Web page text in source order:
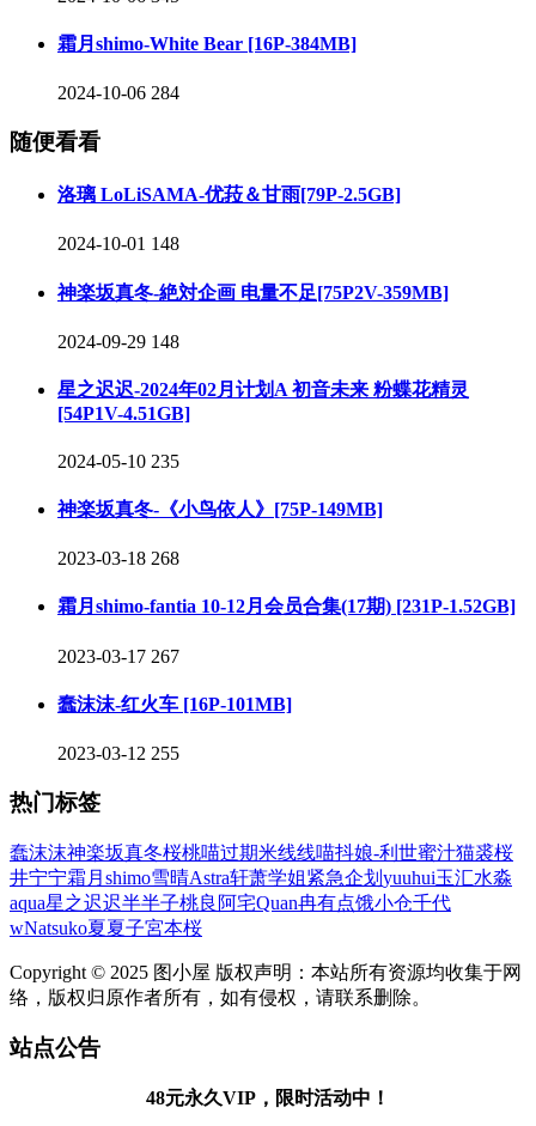
霜月shimo-White Bear [16P-384MB]
2024-10-06 284
随便看看
洛璃 LoLiSAMA-优菈＆甘雨[79P-2.5GB]
2024-10-01 148
神楽坂真冬-絶対企画 电量不足[75P2V-359MB]
2024-09-29 148
星之迟迟-2024年02月计划A 初音未来 粉蝶花精灵
[54P1V-4.51GB]
2024-05-10 235
神楽坂真冬-《小鸟依人》[75P-149MB]
2023-03-18 268
霜月shimo-fantia 10-12月会员合集(17期) [231P-1.52GB]
2023-03-17 267
蠢沫沫-红火车 [16P-101MB]
2023-03-12 255
热门标签
蠢沫沫神楽坂真冬桜桃喵过期米线线喵抖娘-利世蜜汁猫裘桜
井宁宁霜月shimo雪晴Astra轩萧学姐紧急企划 yuuhui玉汇水淼
aqua星之迟迟半半子桃良阿宅Quan冉有点饿小仓千代
wNatsuko夏夏子宮本桜
Copyright © 2025 图小屋 版权声明：本站所有资源均收集于网
络，版权归原作者所有，如有侵权，请联系删除。
站点公告
48元永久VIP，限时活动中！